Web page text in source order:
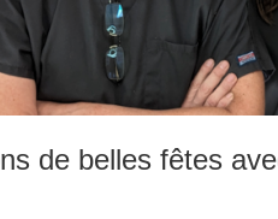
de belles fêtes